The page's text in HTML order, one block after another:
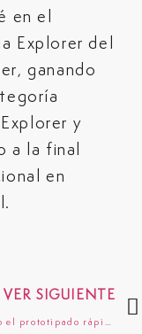
en el
Explorer del
ganando
y
a la final
en
VER SIGUIENTE